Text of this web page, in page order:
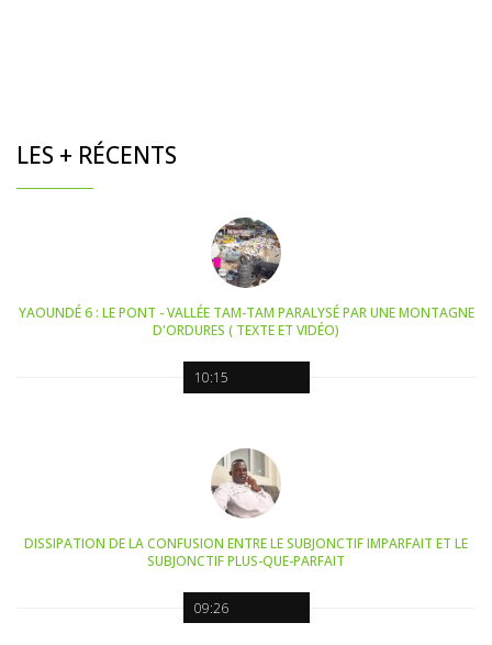
LES + RÉCENTS
10:15
YAOUNDÉ 6 : LE PONT - VALLÉE TAM-TAM PARALYSÉ PAR UNE MONTAGNE
D'ORDURES ( TEXTE ET VIDÉO)
09:26
DISSIPATION DE LA CONFUSION ENTRE LE SUBJONCTIF IMPARFAIT ET LE
SUBJONCTIF PLUS-QUE-PARFAIT